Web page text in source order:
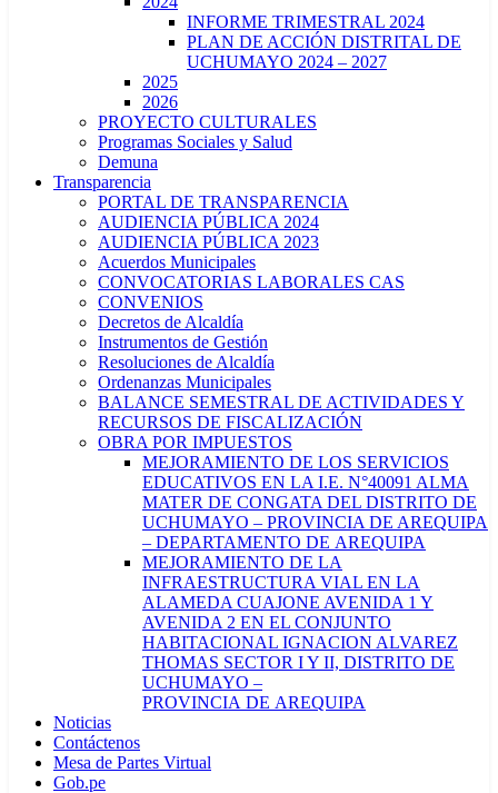
INFORME TRIMESTRAL 2024
PLAN DE ACCIÓN DISTRITAL DE
UCHUMAYO 2024 – 2027
2025
2026
PROYECTO CULTURALES
Programas Sociales y Salud
Demuna
Transparencia
PORTAL DE TRANSPARENCIA
AUDIENCIA PÚBLICA 2024
AUDIENCIA PÚBLICA 2023
Acuerdos Municipales
CONVOCATORIAS LABORALES CAS
CONVENIOS
Decretos de Alcaldía
Instrumentos de Gestión
Resoluciones de Alcaldía
Ordenanzas Municipales
BALANCE SEMESTRAL DE ACTIVIDADES Y
RECURSOS DE FISCALIZACIÓN
OBRA POR IMPUESTOS
MEJORAMIENTO DE LOS SERVICIOS
EDUCATIVOS EN LA I.E. N°40091 ALMA
MATER DE CONGATA DEL DISTRITO DE
UCHUMAYO – PROVINCIA DE AREQUIPA
– DEPARTAMENTO DE AREQUIPA
MEJORAMIENTO DE LA
INFRAESTRUCTURA VIAL EN LA
ALAMEDA CUAJONE AVENIDA 1 Y
AVENIDA 2 EN EL CONJUNTO
HABITACIONAL IGNACION ALVAREZ
THOMAS SECTOR I Y II, DISTRITO DE
UCHUMAYO –
PROVINCIA DE AREQUIPA
Noticias
Contáctenos
Mesa de Partes Virtual
Gob.pe